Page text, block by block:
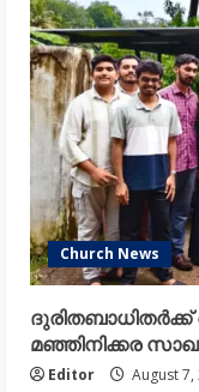
Church News
മഞ്ഞിനിക്കര
Editor August 7,